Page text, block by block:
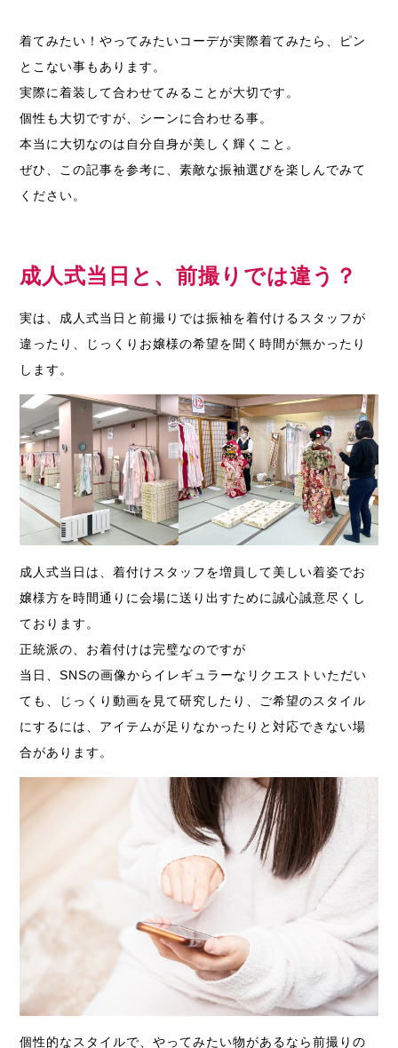
着てみたい！やってみたいコーデが実際着てみたら、ピン
とこない事もあります。
実際に着装して合わせてみることが大切です。
個性も大切ですが、シーンに合わせる事。
本当に大切なのは自分自身が美しく輝くこと。
ぜひ、この記事を参考に、素敵な振袖選びを楽しんでみて
ください。
成人式当日と、前撮りでは違う？
実は、成人式当日と前撮りでは振袖を着付けるスタッフが
違ったり、じっくりお嬢様の希望を聞く時間が無かったり
します。
成人式当日は、着付けスタッフを増員して美しい着姿でお
嬢様方を時間通りに会場に送り出すために誠心誠意尽くし
ております。
正統派の、お着付けは完璧なのですが
当日、SNSの画像からイレギュラーなリクエストいただい
ても、じっくり動画を見て研究したり、ご希望のスタイル
にするには、アイテムが足りなかったりと対応できない場
合があります。
個性的なスタイルで、やってみたい物があるなら前撮りの